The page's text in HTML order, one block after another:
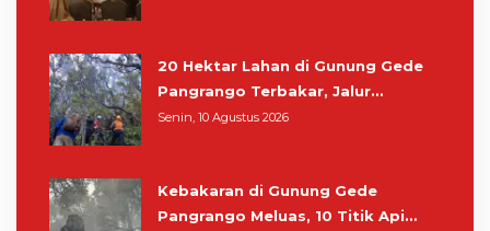
20 Hektar Lahan di Gunung Gede
Pangrango Terbakar, Jalur
Pendakian Masih Ditutup
Senin, 10 Agustus 2026
Kebakaran di Gunung Gede
Pangrango Meluas, 10 Titik Api